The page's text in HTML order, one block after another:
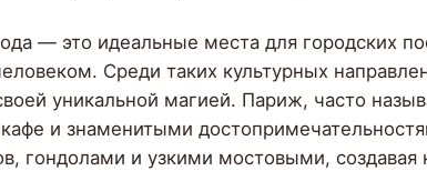
— это идеальные места для городских
Среди таких культурных
уникальной магией. Париж, часто
и знаменитыми
гондолами и узкими мостовыми,